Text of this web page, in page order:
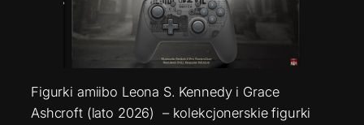
Figurki amiibo Leona S. Kennedy i Grace
Ashcroft (lato 2026) – kolekcjonerskie figurki